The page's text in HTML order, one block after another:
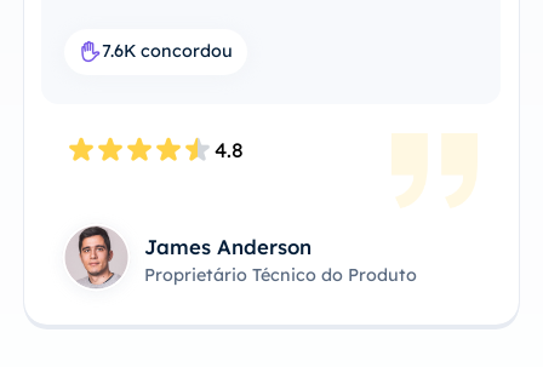
7.6K concordou
4.8
James Anderson
Proprietário Técnico do Produto